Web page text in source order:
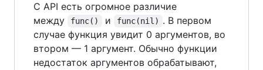
C API есть огромное различие
между
func() и func(nil) . В первом
случае функция увидит 0 аргументов, во
втором — 1 аргумент. Обычно функции
недостаток аргументов обрабатывают,